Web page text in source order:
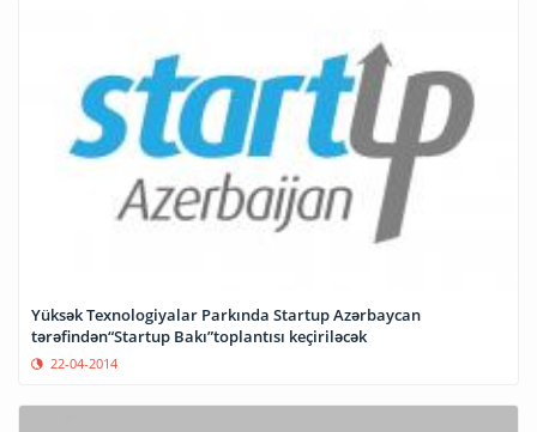
Yüksək Texnologiyalar Parkında Startup Azərbaycan
tərəfindən“Startup Bakı”toplantısı keçiriləcək
22-04-2014